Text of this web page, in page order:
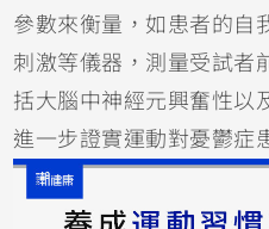
參數來衡量，如患者的自
刺激等儀器，測量受試者
括大腦中神經元興奮性以
進一步證實運動對憂鬱症